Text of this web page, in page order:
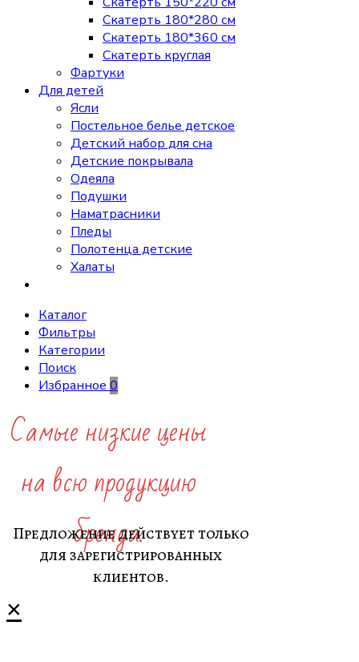
Скатерть 180*280 см
Скатерть 180*360 см
Скатерть круглая
Фартуки
Для детей
Ясли
Постельное белье детское
Детский набор для сна
Детские покрывала
Одеяла
Подушки
Наматрасники
Пледы
Полотенца детские
Халаты
Каталог
Фильтры
Категории
Поиск
Избранное 0
Самые низкие цены
на всю продукцию
бренда.
Предложение действует только
для зарегистрированных
клиентов.
×